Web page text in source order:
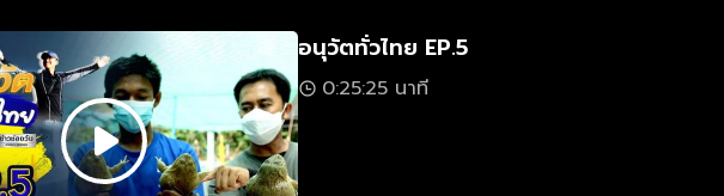
อนุวัตทั่วไทย EP.5
0:25:25 นาที